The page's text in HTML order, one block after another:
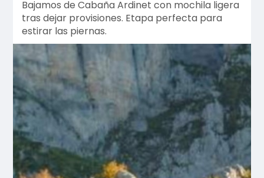
Bajamos de Cabaña Ardinet con mochila ligera
tras dejar provisiones. Etapa perfecta para
estirar las piernas.